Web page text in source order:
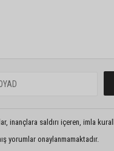
inançlara saldırı içeren, imla
yorumlar onaylanmamaktadır.